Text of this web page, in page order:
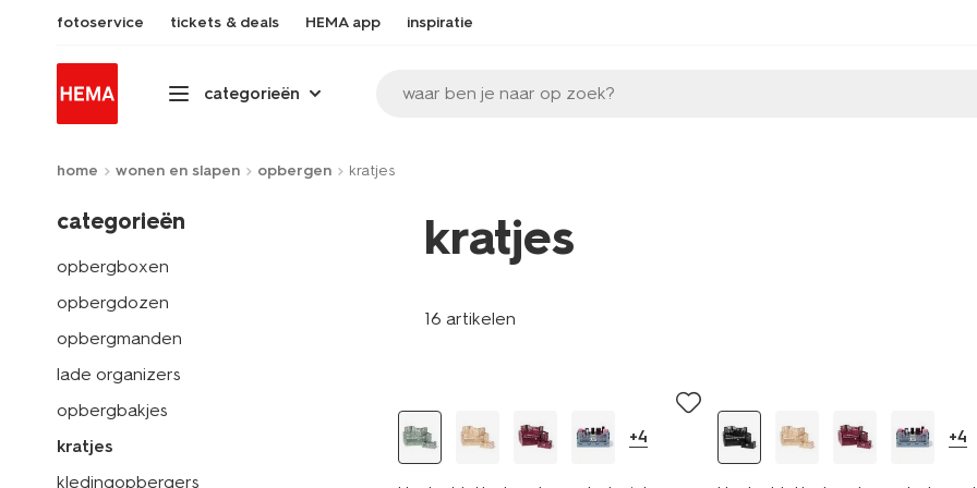
fotoservice tickets & deals HEMA app inspiratie
categorieën waar ben je naar op zoek?
home wonen en slapen opbergen kratjes
categorieën
opbergboxen
opbergdozen
opbergmanden
lade organizers
opbergbakjes
kratjes
kledingopbergers
kratjes
16 artikelen
+4 +4